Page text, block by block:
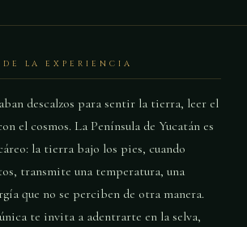
LA EXPERIENCIA
descalzos para sentir la tierra, leer el
el cosmos. La Península de Yucatán es
la tierra bajo los pies, cuando
transmite una temperatura, una
que no se perciben de otra manera.
te invita a adentrarte en la selva,